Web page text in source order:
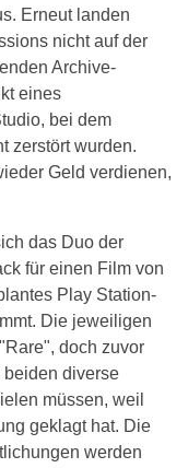
Erneut landen
nicht auf der
Archive-
eines
bei dem
zerstört wurden.
Geld verdienen,
das Duo der
für einen Film von
Play Station-
Die jeweiligen
doch zuvor
beiden diverse
müssen, weil
geklagt hat. Die
werden